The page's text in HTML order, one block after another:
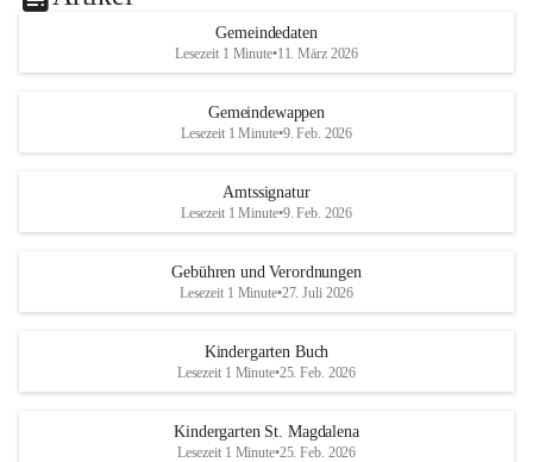
Gemeindedaten
Lesezeit 1 Minute•11. März 2026
Gemeindewappen
Lesezeit 1 Minute•9. Feb. 2026
Amtssignatur
Lesezeit 1 Minute•9. Feb. 2026
Gebühren und Verordnungen
Lesezeit 1 Minute•27. Juli 2026
Kindergarten Buch
Lesezeit 1 Minute•25. Feb. 2026
Kindergarten St. Magdalena
Lesezeit 1 Minute•25. Feb. 2026